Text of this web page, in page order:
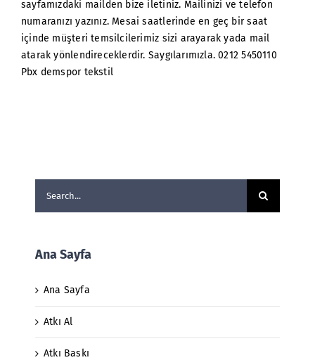
sayfamızdaki mailden bize iletiniz. Mailinizi ve telefon
numaranızı yazınız. Mesai saatlerinde en geç bir saat
içinde müşteri temsilcilerimiz sizi arayarak yada mail
atarak yönlendireceklerdir. Saygılarımızla. 0212 5450110
Pbx demspor tekstil
Ana Sayfa
Ana Sayfa
Atkı Al
Atkı Baskı